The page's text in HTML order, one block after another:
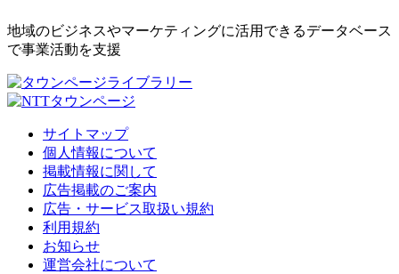
地域のビジネスやマーケティングに活用できるデータベース
で事業活動を支援
サイトマップ
個人情報について
掲載情報に関して
広告掲載のご案内
広告・サービス取扱い規約
利用規約
お知らせ
運営会社について